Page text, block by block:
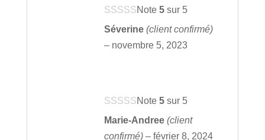
Note 5sur 5
Séverine (client confirmé)
– novembre 5, 2023
Note 5sur 5
Marie-Andree (client
confirmé) – février 8, 2024